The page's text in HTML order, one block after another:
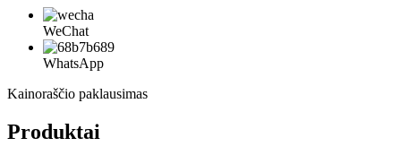
WeChat
WhatsApp
Kainoraščio paklausimas
Produktai